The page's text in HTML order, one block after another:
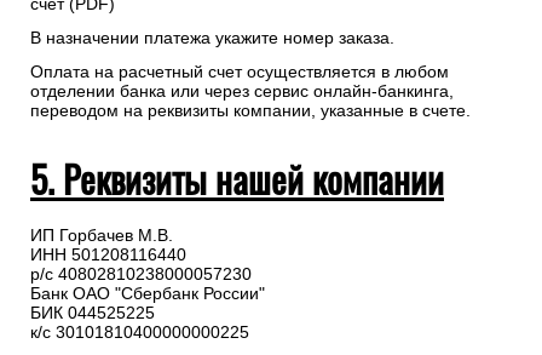
счет (PDF)
В назначении платежа укажите номер заказа.
Оплата на расчетный счет осуществляется в любом
отделении банка или через сервис онлайн-банкинга,
переводом на реквизиты компании, указанные в счете.
5. Реквизиты нашей компании
ИП Горбачев М.В.
ИНН 501208116440
р/с 40802810238000057230
Банк ОАО "Сбербанк России"
БИК 044525225
к/с 30101810400000000225